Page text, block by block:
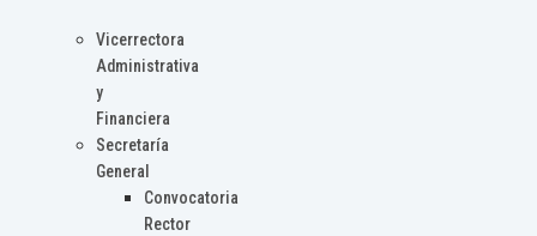
Vicerrectora
Administrativa
y
Financiera
Secretaría
General
Convocatoria
Rector